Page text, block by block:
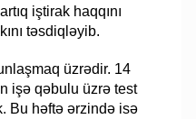
iştirak haqqını
təsdiqləyib.
üzrədir. 14
işə qəbulu üzrə test
Bu həftə ərzində isə